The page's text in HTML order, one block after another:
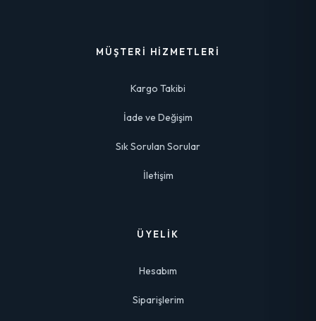
MÜŞTERI HIZMETLERI
Kargo Takibi
İade ve Değişim
Sık Sorulan Sorular
İletişim
ÜYELIK
Hesabım
Siparişlerim